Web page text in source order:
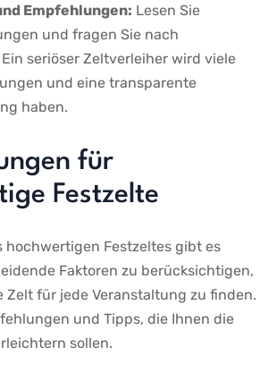
Empfehlungen: Lesen Sie
und‍ fragen Sie nach
seriöser Zeltverleiher wird ‍viele
und eine ​transparente
haben.
für
Festzelte
hochwertigen Festzeltes gibt es
Faktoren‍ zu berücksichtigen,
Zelt für ⁢jede Veranstaltung zu finden.
und⁣ Tipps, die Ihnen die
sollen.